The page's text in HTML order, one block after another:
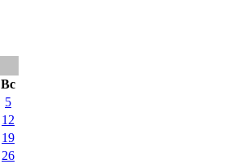
Вс
5
12
19
26